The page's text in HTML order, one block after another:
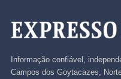
Informação confiável,
Campos dos Goytacazes,